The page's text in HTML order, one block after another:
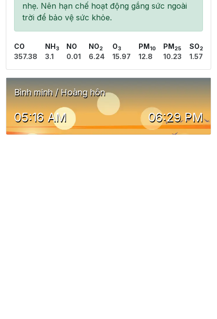
nhẹ. Nên hạn chế hoạt động gắng sức ngoài
trời để bảo vệ sức khỏe.
CO
357.38
NH 3
3.1
NO
0.01
NO2
6.24
O3
15.97
PM 10
12.8
PM 25
10.23
SO2
1.57
Bình minh / Hoàng hôn
05:16 AM 06:29 PM